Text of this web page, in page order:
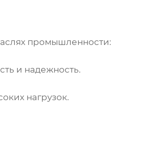
промышленности:
и надежность.
нагрузок.